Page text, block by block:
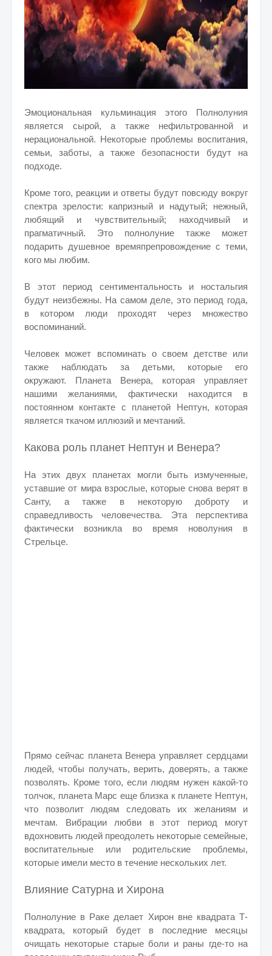
Эмоциональная кульминация этого Полнолуния
является сырой, а также нефильтрованной и
нерациональной. Некоторые проблемы воспитания,
семьи, заботы, а также безопасности будут на
подходе.
Кроме того, реакции и ответы будут повсюду вокруг
спектра зрелости: капризный и надутый; нежный,
любящий и чувствительный; находчивый и
прагматичный. Это полнолуние также может
подарить душевное времяпрепровождение с теми,
кого мы любим.
В этот период сентиментальность и ностальгия
будут неизбежны. На самом деле, это период года,
в котором люди проходят через множество
воспоминаний.
Человек может вспоминать о своем детстве или
также наблюдать за детьми, которые его
окружают. Планета Венера, которая управляет
нашими желаниями, фактически находится в
постоянном контакте с планетой Нептун, которая
является ткачом иллюзий и мечтаний.
Какова роль планет Нептун и Венера?
На этих двух планетах могли быть измученные,
уставшие от мира взрослые, которые снова верят в
Санту, а также в некоторую доброту и
справедливость человечества. Эта перспектива
фактически возникла во время новолуния в
Стрельце.
Прямо сейчас планета Венера управляет сердцами
людей, чтобы получать, верить, доверять, а также
позволять. Кроме того, если людям нужен какой-то
толчок, планета Марс еще близка к планете Нептун,
что позволит людям следовать их желаниям и
мечтам. Вибрации любви в этот период могут
вдохновить людей преодолеть некоторые семейные,
воспитательные или родительские проблемы,
которые имели место в течение нескольких лет.
Влияние Сатурна и Хирона
Полнолуние в Раке делает Хирон вне квадрата Т-
квадрата, который будет в последние месяцы
очищать некоторые старые боли и раны где-то на